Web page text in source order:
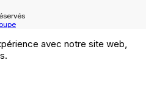
avec notre site web,